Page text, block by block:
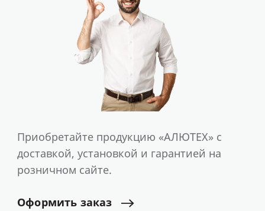
Приобретайте продукцию «АЛЮТЕХ» с
доставкой, установкой и гарантией на
розничном сайте.
Оформить заказ